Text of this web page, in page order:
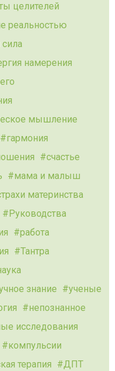
целителей
реальностью
сила
намерения
мышление
гармония
счастье
мама и малыш
материнства
Руководства
работа
Тантра
знание
ученые
непознанное
исследования
компульсии
терапия
ДПТ